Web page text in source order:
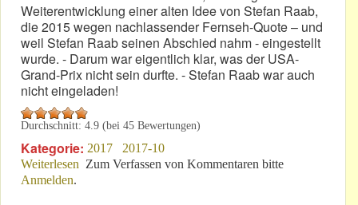
Weiterentwicklung einer alten Idee von Stefan Raab,
die 2015 wegen nachlassender Fernseh-Quote – und
weil Stefan Raab seinen Abschied nahm - eingestellt
wurde. - Darum war eigentlich klar, was der USA-
Grand-Prix nicht sein durfte. - Stefan Raab war auch
nicht eingeladen!
Durchschnitt: 4.9 (bei 45 Bewertungen)
Kategorie: 2017
2017-10
Weiterlesen über USA-F1: Keine Stock Car Crash Challenge!
Zum Verfassen von Kommentaren bitte
Anmelden.